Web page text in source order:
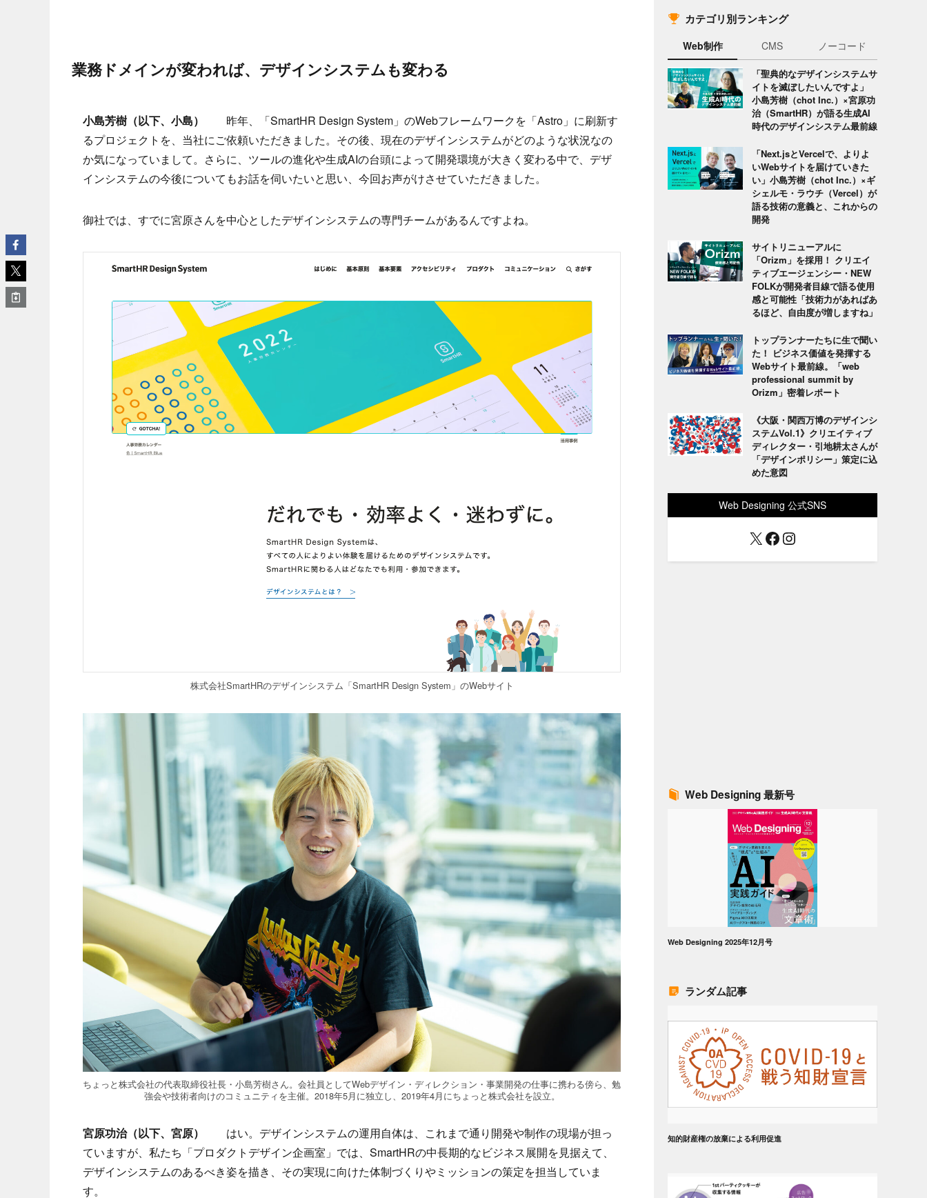
業務ドメインが変われば、デザインシステムも変わる
小島芳樹（以下、小島） 昨年、「SmartHR Design System」のWebフレームワークを「Astro」に刷新す
るプロジェクトを、当社にご依頼いただきました。その後、現在のデザインシステムがどのような状況なの
か気になっていまして。さらに、ツールの進化や生成AIの台頭によって開発環境が大きく変わる中で、デザ
インシステムの今後についてもお話を伺いたいと思い、今回お声がけさせていただきました。
御社では、すでに宮原さんを中心としたデザインシステムの専門チームがあるんですよね。
株式会社SmartHRのデザインシステム「SmartHR Design System」のWebサイト
ちょっと株式会社の代表取締役社長・小島芳樹さん。会社員としてWebデザイン・ディレクション・事業開発の仕事に携わる傍ら、勉
強会や技術者向けのコミュニティを主催。2018年5月に独立し、2019年4月にちょっと株式会社を設立。
宮原功治（以下、宮原）
はい。デザインシステムの運用自体は、これまで通り開発や制作の現場が担っ
ていますが、私たち「プロダクトデザイン企画室」では、SmartHRの中長期的なビジネス展開を見据えて、
デザインシステムのあるべき姿を描き、その実現に向けた体制づくりやミッションの策定を担当していま
す。
カテゴリ別ランキング
Web制作 CMS ノーコード
「聖典的なデザインシステムサ
イトを滅ぼしたいんですよ」
小島芳樹（chot Inc.）×宮原功
治（SmartHR）が語る生成AI
時代のデザインシステム最前線
「Next.jsとVercelで、よりよ
いWebサイトを届けていきた
い」小島芳樹（chot Inc.）×ギ
シェルモ・ラウチ（Vercel）が
語る技術の意義と、これからの
開発
サイトリニューアルに
「Orizm」を採用！ クリエイ
ティブエージェンシー・NEW
FOLKが開発者目線で語る使用
感と可能性「技術力があればあ
るほど、自由度が増しますね」
トップランナーたちに生で聞い
た！ ビジネス価値を発揮する
Webサイト最前線。「web
professional summit by
Orizm」密着レポート
《大阪・関西万博のデザインシ
ステムVol.1》クリエイティブ
ディレクター・引地耕太さんが
「デザインポリシー」策定に込
めた意図
Web Designing 公式SNS
X Facebook
Instagram
Web Designing 最新号
Web Designing 2025年12月号
ランダム記事
知的財産権の放棄による利用促進